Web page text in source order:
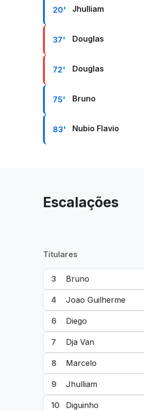
20' Jhulliam
37' Douglas
72' Douglas
75' Bruno
83' Nubio Flavio
Escalações
Titulares
3 Bruno
4 Joao Guilherme
6 Diego
7 Dja Van
8 Marcelo
9 Jhulliam
10 Diguinho